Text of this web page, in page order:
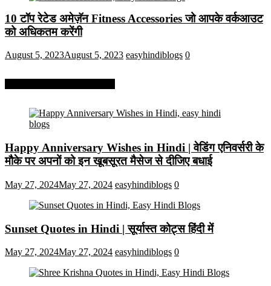
10 टॉप रेटेड अमेज़ॅन Fitness Accessories जो आपके वर्कआउट
को अधिकतम करेंगी
August 5, 2023August 5, 2023 easyhindiblogs 0
Happy Anniversary Wishes in Hindi | वेडिंग एनिवर्सरी के
मौके पर अपनों को इन खूबसूरत मैसेज से दीजिए बधाई
May 27, 2024May 27, 2024 easyhindiblogs 0
Sunset Quotes in Hindi | सूर्यास्त कोट्स हिंदी में
May 27, 2024May 27, 2024 easyhindiblogs 0